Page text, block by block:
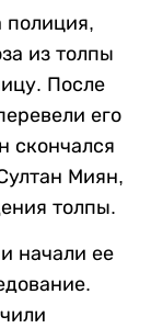
полиция,
из толпы
После
его
скончался
Миян,
толпы.
начали ее